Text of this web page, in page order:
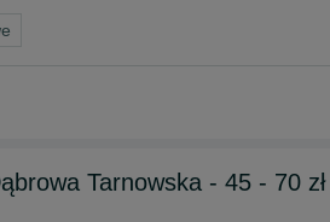
Tarnowska - 45 - 70